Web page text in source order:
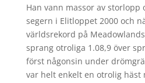
Han vann massor av
segern i Elitloppet 2000 och
världsrekord på Meadowlands
sprang otroliga 1.08,9 över
först någonsin under
var helt enkelt en otrolig häst